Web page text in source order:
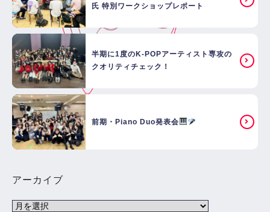
氏 特別ワークショップレポート
半期に1度のK-POPアーティスト専攻の
クオリティチェック！
前期・Piano Duo発表会
アーカイブ